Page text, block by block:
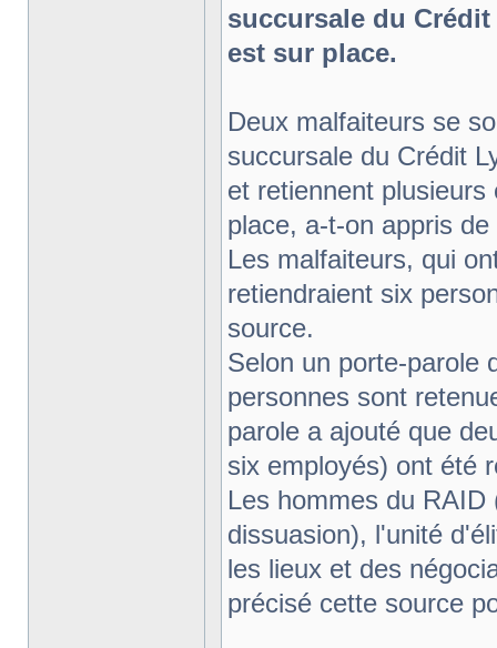
succursale du
est sur place.
Deux malfaiteurs se
succursale du Crédit
et retiennent
place, a-t-on appris
Les malfaiteurs, qui
retiendraient six
source.
Selon un porte-parole
personnes sont
parole a ajouté que
six employés) ont été
Les hommes du
dissuasion), l'unité
les lieux et des
précisé cette source